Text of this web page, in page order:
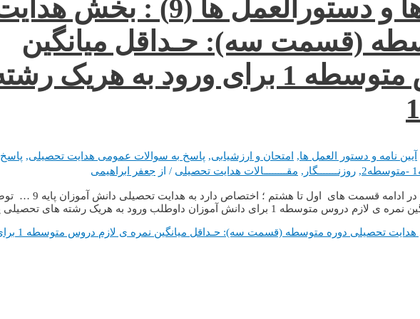
گزیده ی آیین نامه ها و دستورالعمل ها (9) : بخش
(قسمت سه): حـداقل میانگین
نمره ی لازم دروس متوسطه 1 برای ورود به هریک
آیین نامه و دستور العمل ها, امتحان و ارزشیابی, پاسخ به سوالات عمومی هدایت تحصیلی, پاسخ
, روزنـــــــگار , مقــــــــالات هدایت تحصیلی / از جعفر ابراهیمی
قسمت نهم آشنایی با آیین نامه و دستور العمل ها در ادامه قسمت های
آموزان داوطلب ورود به هریک رشته های تحصیلی پایه …
گزیده ی آیین نامه ها و دستورالعمل ها